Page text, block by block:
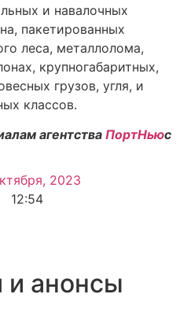
и навалочных
пакетированных
леса, металлолома,
крупногабаритных,
грузов, угля, и
классов.
агентства ПортНьюс
2023
12:54
и анонсы